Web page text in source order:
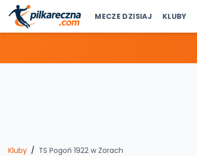
MECZE DZISIAJ KLUBY
Kluby / TS Pogoń 1922 w Żorach